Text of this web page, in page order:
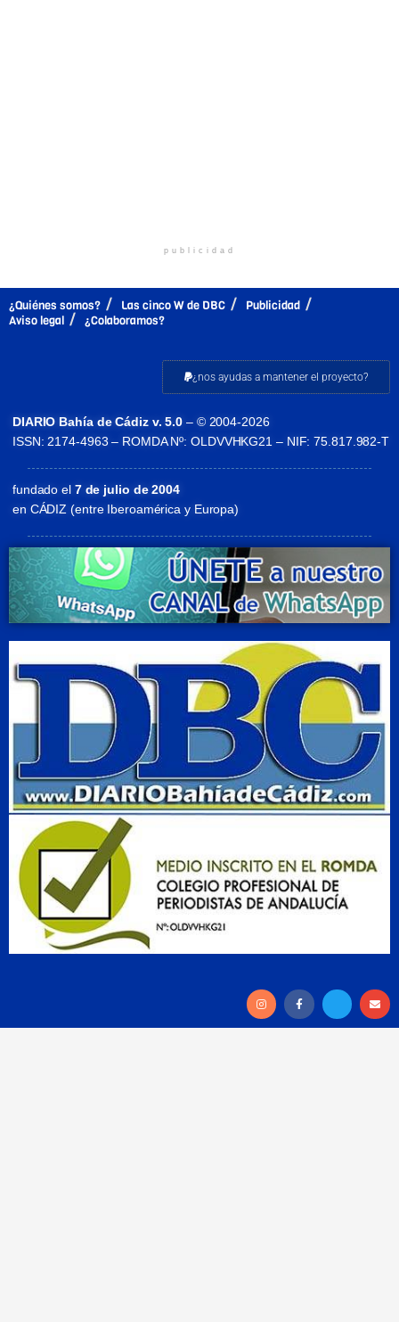
publicidad
¿Quiénes somos? Las cinco W de DBC
Publicidad
Aviso legal
¿Colaboramos?
¿nos ayudas a mantener el proyecto?
DIARIO Bahía de Cádiz v. 5.0 – © 2004-2026
ISSN: 2174-4963 – ROMDA Nº: OLDVVHKG21 – NIF: 75.817.982-T
fundado el7 de julio de 2004
en CÁDIZ (entre Iberoamérica y Europa)